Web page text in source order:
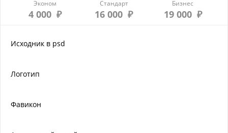
Desktop - 5.png
Что понадобится исполнителю
Эконом
4 000 ₽
Стандарт
16 000 ₽
Бизнес
19 000 ₽
Исходник в psd
Логотип
Фавикон